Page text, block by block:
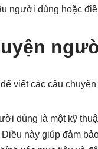
người dùng hoặc
viết các câu
dùng là một kỹ
này giúp đảm